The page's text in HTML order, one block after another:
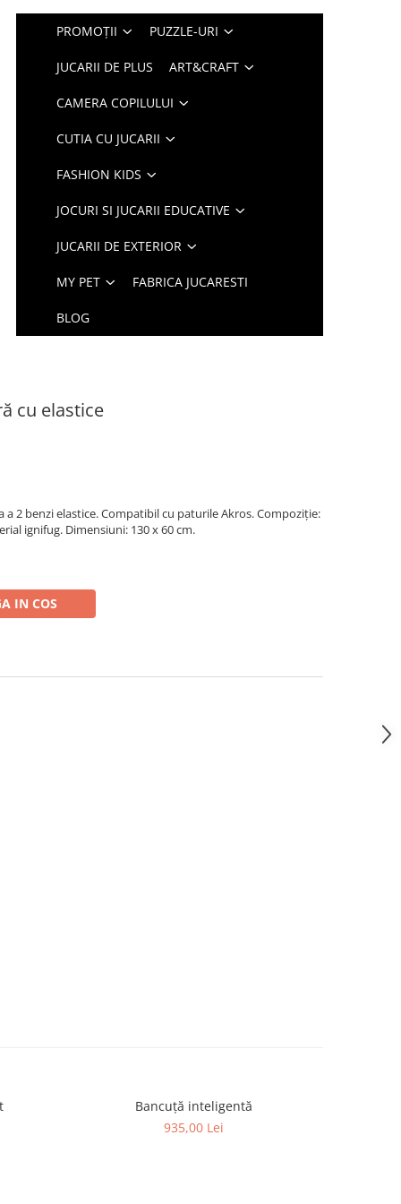
PROMOȚII PUZZLE-URI
JUCARII DE PLUS ART&CRAFT
CAMERA COPILULUI
CUTIA CU JUCARII
FASHION KIDS
JOCURI SI JUCARII EDUCATIVE
JUCARII DE EXTERIOR
MY PET FABRICA JUCARESTI
BLOG
cu elastice
2 benzi elastice. Compatibil cu paturile Akros. Compoziție:
ignifug. Dimensiuni: 130 x 60 cm.
IN COS
Bancuță inteligentă
935,00 Lei